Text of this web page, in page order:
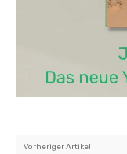
Vorheriger Artikel